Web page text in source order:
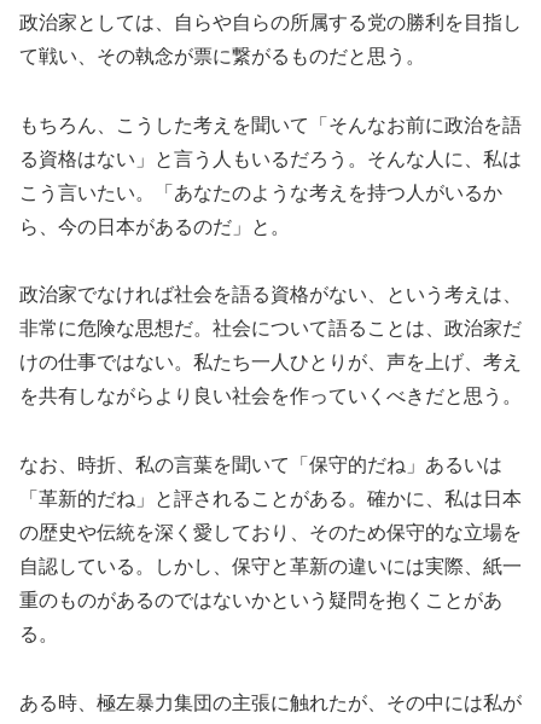
政治家としては、自らや自らの所属する党の勝利を目指し
て戦い、その執念が票に繋がるものだと思う。
もちろん、こうした考えを聞いて「そんなお前に政治を語
る資格はない」と言う人もいるだろう。そんな人に、私は
こう言いたい。「あなたのような考えを持つ人がいるか
ら、今の日本があるのだ」と。
政治家でなければ社会を語る資格がない、という考えは、
非常に危険な思想だ。社会について語ることは、政治家だ
けの仕事ではない。私たち一人ひとりが、声を上げ、考え
を共有しながらより良い社会を作っていくべきだと思う。
なお、時折、私の言葉を聞いて「保守的だね」あるいは
「革新的だね」と評されることがある。確かに、私は日本
の歴史や伝統を深く愛しており、そのため保守的な立場を
自認している。しかし、保守と革新の違いには実際、紙一
重のものがあるのではないかという疑問を抱くことがあ
る。
ある時、極左暴力集団の主張に触れたが、その中には私が